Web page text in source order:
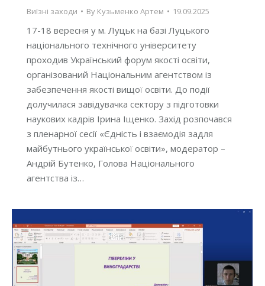
Виїзні заходи By Кузьменко Артем 19.09.2025
17-18 вересня у м. Луцьк на базі Луцького
національного технічного університету
проходив Український форум якості освіти,
організований Національним агентством із
забезпечення якості вищої освіти. До події
долучилася завідувачка сектору з підготовки
наукових кадрів Ірина Іщенко. Захід розпочався
з пленарної сесії «Єдність і взаємодія задля
майбутнього української освіти», модератор –
Андрій Бутенко, Голова Національного
агентства із…